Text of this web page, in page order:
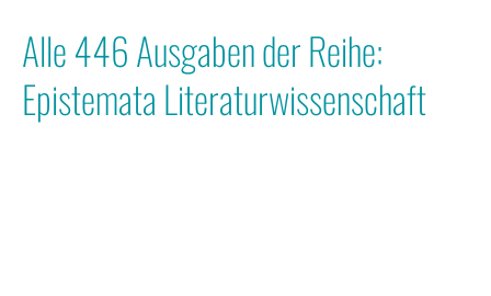
Alle 446 Ausgaben der Reihe:
Epistemata Literaturwissenschaft